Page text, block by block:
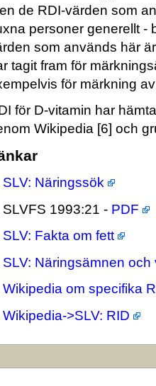
de RDI-värden som
personer generellt -
som används här
tagit fram för
för märkning
för D-vitamin har
Wikipedia [6] och
SLV: Näringssök
SLVFS 1993:21 - PDF
SLV: Fakta om fett
SLV: Näringsämnen och
Wikipedia om specifika
Wikipedia->SLV: RID